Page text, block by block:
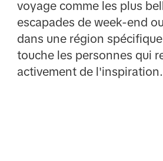
voyage comme les plus
escapades de week-end
dans une région
touche les personnes qui
activement de l'inspiration.